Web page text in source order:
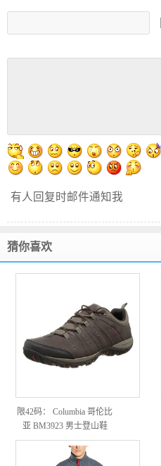
有人回复时邮件通知我
猜你喜欢
限42码： Columbia 哥伦比
亚 BM3923 男士登山鞋